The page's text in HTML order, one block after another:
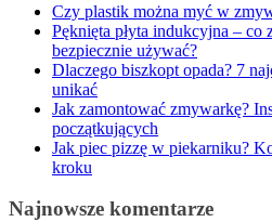
Czy plastik można myć w
Pęknięta płyta indukcyjna – co
bezpiecznie używać?
Dlaczego biszkopt opada? 7
unikać
Jak zamontować zmywarkę?
początkujących
Jak piec pizzę w piekarniku?
kroku
Najnowsze komentarze